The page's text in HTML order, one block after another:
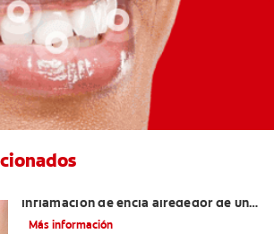
inflamación de encía alrededor de un
diente?
Más información